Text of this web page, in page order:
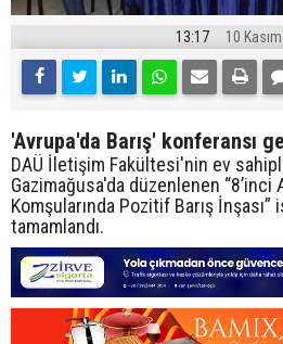
13:17 10
'Avrupa'da Barış' konferansı
DAÜ İletişim Fakültesi'nin ev
Gazimağusa'da düzenlenen “8’inci
Komşularında Pozitif Barış
tamamlandı.